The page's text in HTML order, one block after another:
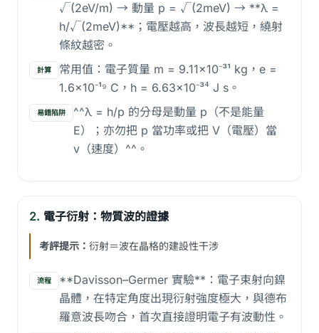
√(2eV/m) → 動量 p = √(2meV) → **λ =
h/√(2meV)**；電壓越高，波長越短，繞射
條紋越密。
計算
常用值：電子質量 m = 9.11×10⁻³¹ kg，e =
1.6×10⁻¹⁹ C，h = 6.63×10⁻³⁴ J s。
易錯陷阱
^^λ = h/p 的分母是動量 p（不是能量
E）；亦勿把 p 當功率或把 V（電壓）當
v（速度）^^。
2. 電子衍射：物質波的證據
考評提示： 衍射＝波在晶格的建設性干涉
流程
**Davisson–Germer 實驗**：電子束射向鎳
晶體，在特定角度出現衍射強度極大，與德布
羅意波長吻合，首次直接證明電子有波動性。